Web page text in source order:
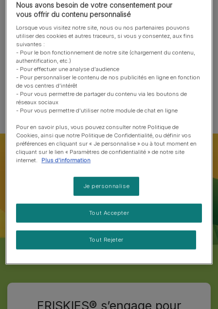
Explorez la gamme complète
FRISKIES® s’engage pour
Nous avons besoin de votre consentement pour
vous offrir du contenu personnalisé
Lorsque vous visitez notre site, nous ou nos partenaires pouvons
utiliser des cookies et autres traceurs, si vous y consentez, aux fins
suivantes :
- Pour le bon fonctionnement de notre site (chargement du contenu,
authentification, etc.)
- Pour effectuer une analyse d'audience
- Pour personnaliser le contenu de nos publicités en ligne en fonction
de vos centres d'intérêt
- Pour vous permettre de partager du contenu via les boutons de
réseaux sociaux
- Pour vous permettre d'utiliser notre module de chat en ligne
Pour en savoir plus, vous pouvez consulter notre Politique de
Cookies, ainsi que notre Politique de Confidentialité, ou définir vos
préférences en cliquant sur « Je personnalise » ou à tout moment en
cliquant sur le lien « Paramètres de confidentialité » de notre site
internet.
Plus d'information
Je personnalise
Tout Rejeter
Tout Accepter